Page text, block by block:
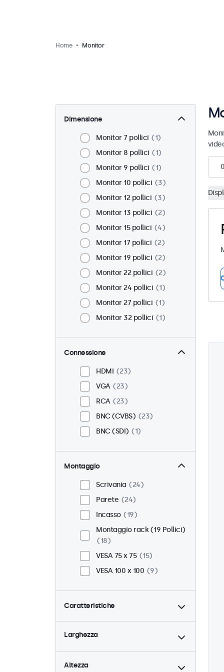
Home Monitor
Dimensione
Monitor 7 pollici
1
Monitor 8 pollici
1
Monitor 9 pollici
1
Monitor 10 pollici
3
Monitor 12 pollici
3
Monitor 13 pollici
2
Monitor 15 pollici
4
Monitor 17 pollici
2
Monitor 19 pollici
2
Monitor 22 pollici
2
Monitor 24 pollici
1
Monitor 27 pollici
1
Monitor 32 pollici
1
Connessione
HDMI
23
VGA
23
RCA
23
BNC (CVBS)
23
BNC (SDI)
1
Montaggio
Scrivania
24
Parete
24
Incasso
19
Montaggio rack (19 Pollici)
18
VESA 75 x 75
15
VESA 100 x 100
9
Caratteristiche
4:3 / 5:4
6
9-36 Volt
Dimmerabile
24
Lettore multimediale USB
Larghezza
Altezza
0